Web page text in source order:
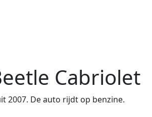
Cabriolet
uit 2007. De auto rijdt op benzine.